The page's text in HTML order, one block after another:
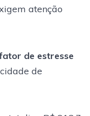
atenção
de estresse
de